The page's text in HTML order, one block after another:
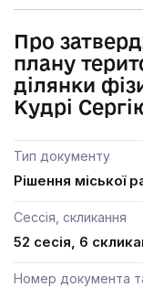
Про
плану
ділянки
Кудрі
Тип документу
Рішення міської
Сессія, скликання
52 сесія, 6
Номер документа